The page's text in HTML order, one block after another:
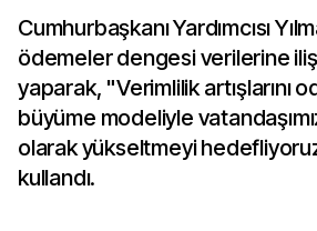
Cumhurbaşkanı Yardımcısı
ödemeler dengesi verilerine
yaparak, "Verimlilik artışlarını
büyüme modeliyle
olarak yükseltmeyi
kullandı.